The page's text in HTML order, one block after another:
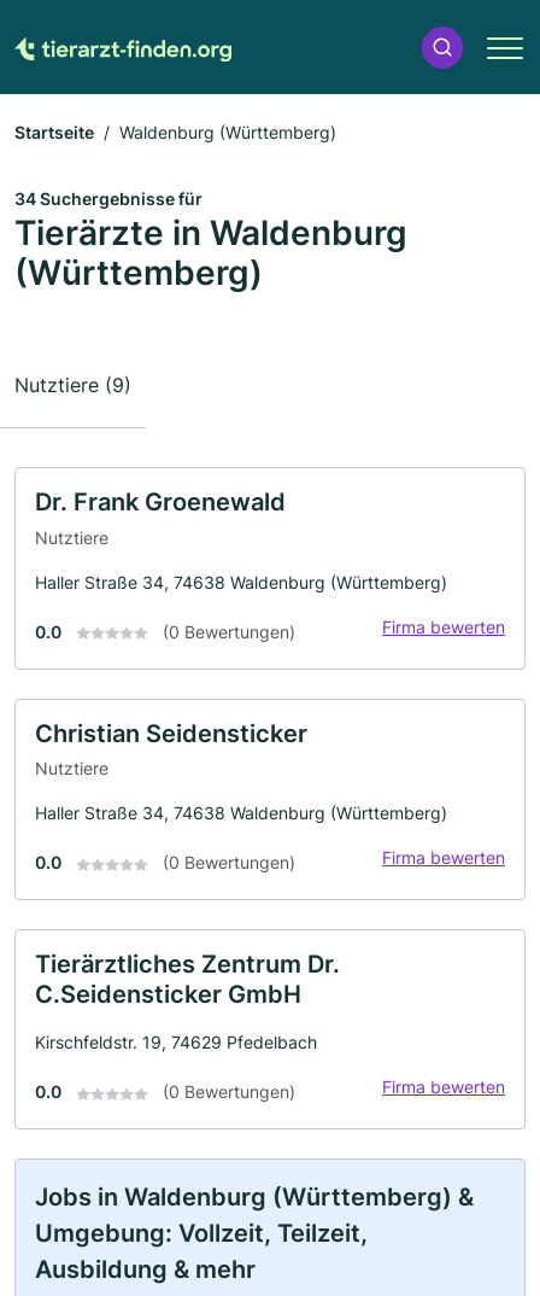
Startseite Waldenburg (Württemberg)
34 Suchergebnisse für
Tierärzte in Waldenburg
(Württemberg)
Nutztiere (9)
Dr. Frank Groenewald
Nutztiere
Haller Straße 34, 74638 Waldenburg (Württemberg)
0.0 (0 Bewertungen) Firma bewerten
Christian Seidensticker
Nutztiere
Haller Straße 34, 74638 Waldenburg (Württemberg)
0.0 (0 Bewertungen) Firma bewerten
Tierärztliches Zentrum Dr.
C.Seidensticker GmbH
Kirschfeldstr. 19, 74629 Pfedelbach
0.0 (0 Bewertungen) Firma bewerten
Jobs in Waldenburg (Württemberg) &
Umgebung: Vollzeit, Teilzeit,
Ausbildung & mehr